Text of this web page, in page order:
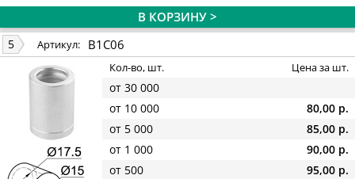
В КОРЗИНУ >
5 Артикул: B1C06
Кол-во, шт. Цена за шт.
от 30 000
от 10 000
80,00 р.
от 5 000
85,00 р.
от 1 000
90,00 р.
от 500
95,00 р.